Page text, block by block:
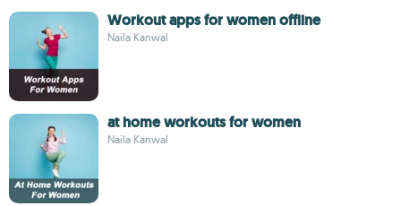
Workout apps for women offline
Naila Kanwal
at home workouts for women
Naila Kanwal